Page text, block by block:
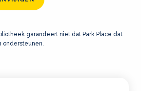
garandeert niet dat Park Place dat
ondersteunen.